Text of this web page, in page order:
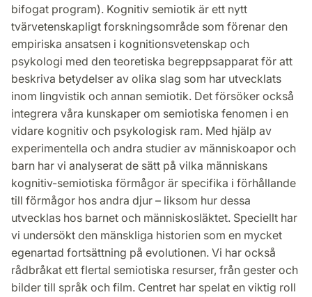
bifogat program). Kognitiv semiotik är ett nytt
tvärvetenskapligt forskningsområde som förenar den
empiriska ansatsen i kognitionsvetenskap och
psykologi med den teoretiska begreppsapparat för att
beskriva betydelser av olika slag som har utvecklats
inom lingvistik och annan semiotik. Det försöker också
integrera våra kunskaper om semiotiska fenomen i en
vidare kognitiv och psykologisk ram. Med hjälp av
experimentella och andra studier av människoapor och
barn har vi analyserat de sätt på vilka människans
kognitiv-semiotiska förmågor är specifika i förhållande
till förmågor hos andra djur – liksom hur dessa
utvecklas hos barnet och människosläktet. Speciellt har
vi undersökt den mänskliga historien som en mycket
egenartad fortsättning på evolutionen. Vi har också
rådbråkat ett flertal semiotiska resurser, från gester och
bilder till språk och film. Centret har spelat en viktig roll